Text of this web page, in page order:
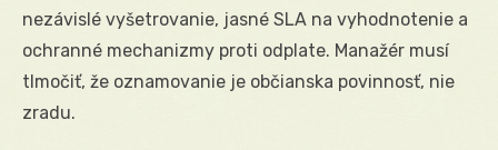
nezávislé vyšetrovanie, jasné SLA na vyhodnotenie a
ochranné mechanizmy proti odplate. Manažér musí
tlmočiť, že oznamovanie je občianska povinnosť, nie
zradu.